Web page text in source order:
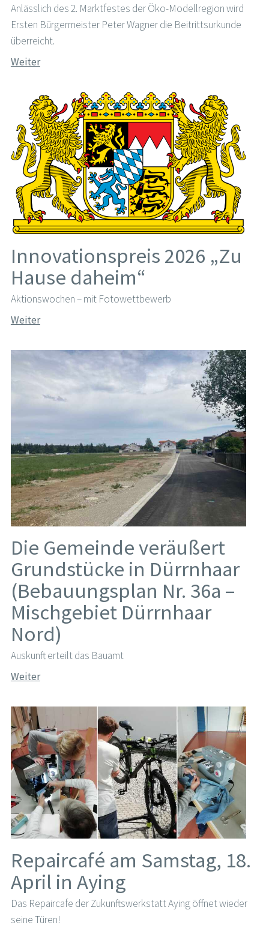
Anlässlich des 2. Marktfestes der Öko-Modellregion wird
Ersten Bürgermeister Peter Wagner die Beitrittsurkunde
überreicht.
Weiter
Innovationspreis 2026 „Zu
Hause daheim“
Aktionswochen – mit Fotowettbewerb
Weiter
Die Gemeinde veräußert
Grundstücke in Dürrnhaar
(Bebauungsplan Nr. 36a –
Mischgebiet Dürrnhaar
Nord)
Auskunft erteilt das Bauamt
Weiter
Repaircafé am Samstag, 18.
April in Aying
Das Repaircafe der Zukunftswerkstatt Aying öffnet wieder
seine Türen!